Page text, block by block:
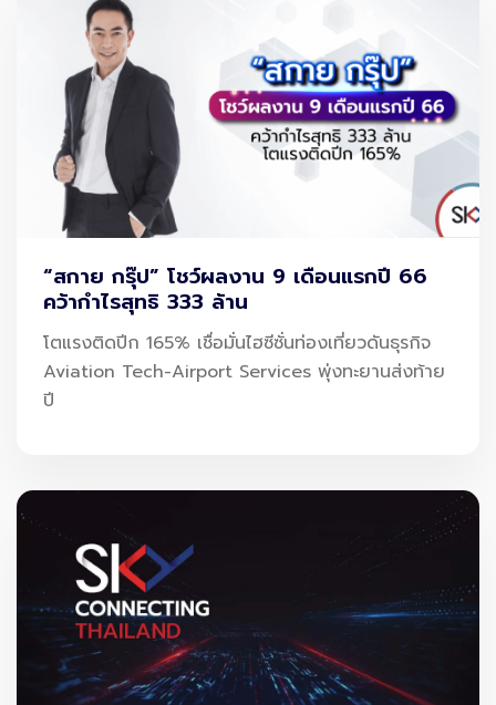
ประสบการณ์ที่สร้างความแตกต่าง
(Passenger Experience)
ประสบการณ์ของผู้โดยสาร (Passenger Experience)
กลายเป็นหนึ่งในตัวชี้วัดสำคัญของสนามบินระดับโลก ไม่ใช่แค่
ความสะดวกในการเดินทาง แต่รวมถึงความประทับใจในทุก
จุดสัมผัส ตั้งแต่พื้นที่เชิงพาณิชย์ (Commercial Area) ไป
หนึ่งในปัจจัยสำคัญคือการลดเวลาในการต่อเครื่อง (Minimum
Connection Time) ให้สั้นและมีความน่าเชื่อถือ ซึ่งช่วยเพิ่ม
ความมั่นใจให้กับผู้โดยสารและสายการบิน โดยเฉพาะในเที่ยวบิน
แบบ Transit ที่ต้องการความแม่นยำสูง
สนามบินที่สามารถบริหารประสบการณ์ได้ดี จะไม่เพียงสร้าง
ความพึงพอใจ แต่ยังเพิ่มโอกาสให้ผู้โดยสารเลือกใช้ซ้ำ และ
“สกาย กรุ๊ป” โชว์ผลงาน 9 เดือนแรกปี 66
คว้ากำไรสุทธิ 333 ล้าน
โตแรงติดปีก 165% เชื่อมั่นไฮซีซั่นท่องเที่ยวดันธุรกิจ
Aviation Tech-Airport Services พุ่งทะยานส่งท้าย
ปี